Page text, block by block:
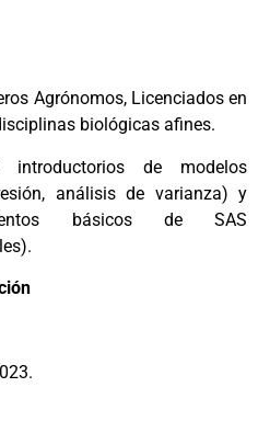
Agrónomos, Licenciados en
biológicas afines.
introductorios de modelos
análisis de varianza) y
básicos de SAS